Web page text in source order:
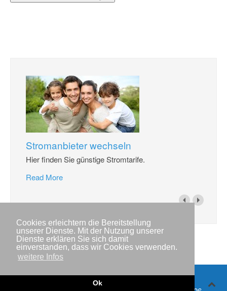
Cookies erleichtern die Bereitstellung
unserer Dienste. Mit der Nutzung unserer
Dienste erklären Sie sich damit
einverstanden, dass wir Cookies verwenden.
weitere Infos
Ok
Stromanbieter wechseln
Hier finden Sie günstige Stromtarife.
Read More